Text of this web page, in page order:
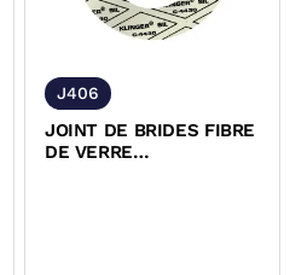
J406
JOINT DE BRIDES FIBRE
DE VERRE